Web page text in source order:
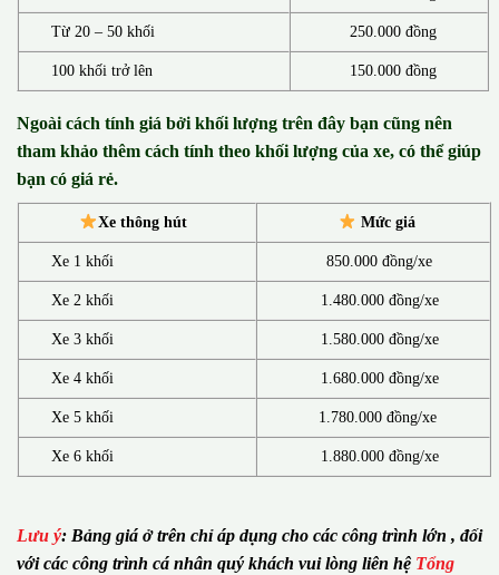
Từ 20 – 50 khối 250.000 đồng
100 khối trở lên 150.000 đồng
Ngoài cách tính giá bởi khối lượng trên đây bạn cũng nên
tham khảo thêm cách tính theo khối lượng của xe, có thể giúp
bạn có giá rẻ.
Xe thông hút Mức giá
Xe 1 khối 850.000 đồng/xe
Xe 2 khối 1.480.000 đồng/xe
Xe 3 khối 1.580.000 đồng/xe
Xe 4 khối 1.680.000 đồng/xe
Xe 5 khối 1.780.000 đồng/xe
Xe 6 khối 1.880.000 đồng/xe
Lưu ý: Bảng giá ở trên chỉ áp dụng cho các công trình lớn , đối
với các công trình cá nhân quý khách vui lòng liên hệ Tổng